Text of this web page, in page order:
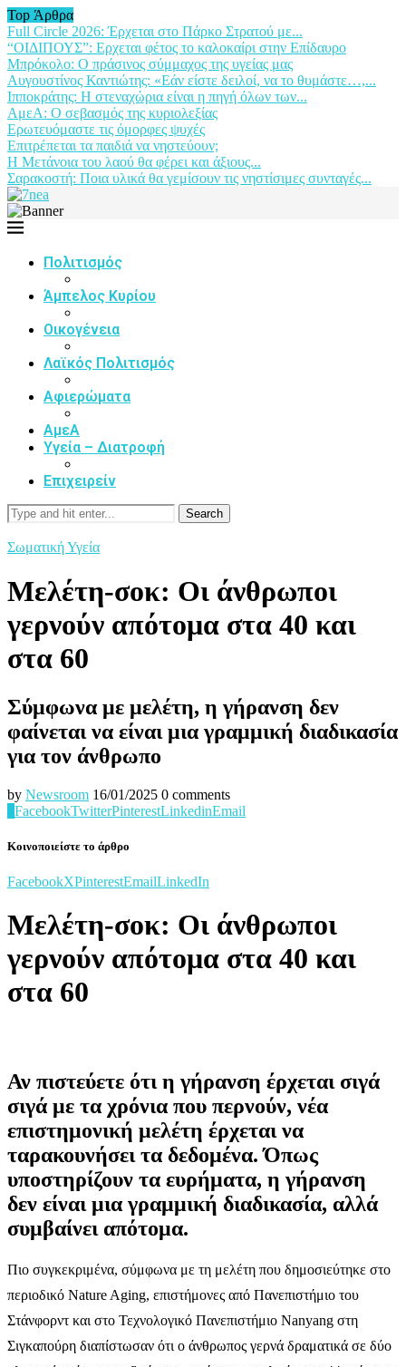
Top Άρθρα
Full Circle 2026: Έρχεται στο Πάρκο Στρατού με...
“ΟΙΔΙΠΟΥΣ”: Ερχεται φέτος το καλοκαίρι στην Επίδαυρο
Μπρόκολο: Ο πράσινος σύμμαχος της υγείας μας
Αυγουστίνος Καντιώτης: «Εάν είστε δειλοί, να το θυμάστε…,...
Ιπποκράτης: Η στεναχώρια είναι η πηγή όλων των...
ΑμεΑ: Ο σεβασμός της κυριολεξίας
Ερωτευόμαστε τις όμορφες ψυχές
Επιτρέπεται τα παιδιά να νηστεύουν;
Η Μετάνοια του λαού θα φέρει και άξιους...
Σαρακοστή: Ποια υλικά θα γεμίσουν τις νηστίσιμες συνταγές...
Πολιτισμός
Άμπελος Κυρίου
Οικογένεια
Λαϊκός Πολιτισμός
Αφιερώματα
ΑμεΑ
Υγεία – Διατροφή
Επιχειρείν
Search
Σωματική Υγεία
Μελέτη-σοκ: Οι άνθρωποι
γερνούν απότομα στα 40 και
στα 60
Σύμφωνα με μελέτη, η γήρανση δεν
φαίνεται να είναι μια γραμμική διαδικασία
για τον άνθρωπο
by Newsroom 16/01/2025 0 comments
FacebookTwitterPinterestLinkedinEmail
Κοινοποιείστε το άρθρο
FacebookXPinterestEmailLinkedIn
Μελέτη-σοκ: Οι άνθρωποι
γερνούν απότομα στα 40 και
στα 60
Αν πιστεύετε ότι η γήρανση έρχεται σιγά
σιγά με τα χρόνια που περνούν, νέα
επιστημονική μελέτη έρχεται να
ταρακουνήσει τα δεδομένα. Όπως
υποστηρίζουν τα ευρήματα, η γήρανση
δεν είναι μια γραμμική διαδικασία, αλλά
συμβαίνει απότομα.
Πιο συγκεκριμένα, σύμφωνα με τη μελέτη που δημοσιεύτηκε στο
περιοδικό Nature Aging, επιστήμονες από Πανεπιστήμιο του
Στάνφορντ και στο Τεχνολογικό Πανεπιστήμιο Nanyang στη
Σιγκαπούρη διαπίστωσαν ότι ο άνθρωπος γερνά δραματικά σε δύο